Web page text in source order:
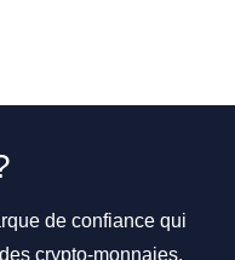
de confiance qui
crypto-monnaies.